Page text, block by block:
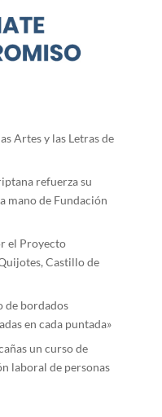
Artes y las Letras de
refuerza su
mano de Fundación
el Proyecto
Castillo de
de bordados
en cada puntada»
un curso de
laboral de personas